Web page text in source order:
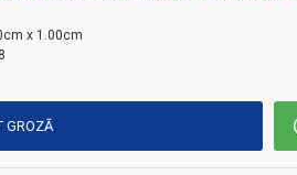
x 1.00cm
GROZĀ